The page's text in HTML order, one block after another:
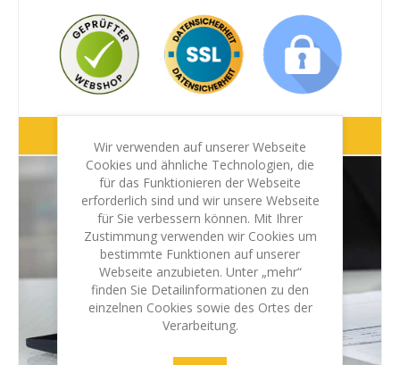
Wir verwenden auf unserer Webseite
Cookies und ähnliche Technologien, die
für das Funktionieren der Webseite
erforderlich sind und wir unsere Webseite
für Sie verbessern können. Mit Ihrer
Zustimmung verwenden wir Cookies um
bestimmte Funktionen auf unserer
Webseite anzubieten. Unter „mehr“
finden Sie Detailinformationen zu den
einzelnen Cookies sowie des Ortes der
Verarbeitung.